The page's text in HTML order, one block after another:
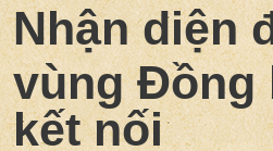
Nhận diện
vùng Đồng
kết nối